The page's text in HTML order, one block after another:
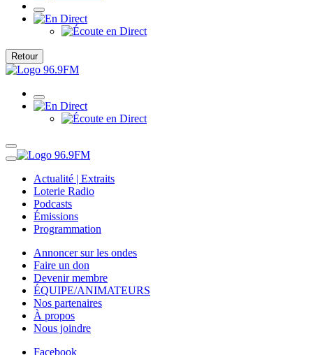
Retour
Actualité | Extraits
Loterie Radio
Podcasts
Émissions
Programmation
Annoncer sur les ondes
Faire un don
Devenir membre
ÉQUIPE/ANIMATEURS
Nos partenaires
À propos
Nous joindre
Facebook